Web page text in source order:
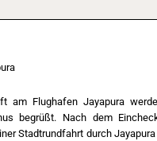
am Flughafen Jayapura
begrüßt. Nach dem
Stadtrundfahrt durch